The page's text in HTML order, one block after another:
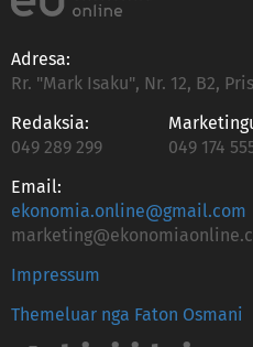
Adresa:
Rr. "Mark Isaku", Nr. 12, B2,
Redaksia:
049 289 299
049 174
Email:
ekonomia.online@gmail.com
Impressum
Themeluar nga Faton Osmani